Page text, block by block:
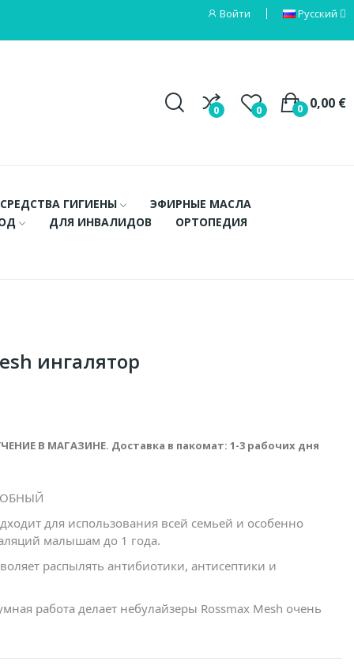
Войти Русский
0 0 0,00 €
0
СРЕДСТВА ГИГИЕНЫ
ЭФИРНЫЕ МАСЛА
ДЛЯ ИНВАЛИДОВ ОРТОПЕДИЯ
ингалятор
В МАГАЗИНЕ. Доставка в пакомат: 1-3 рабочих дня
для использования всей семьей и особенно
малышам до 1 года.
распылять антибиотики, антисептики и
работа делает небулайзеры Rossmax Mesh очень